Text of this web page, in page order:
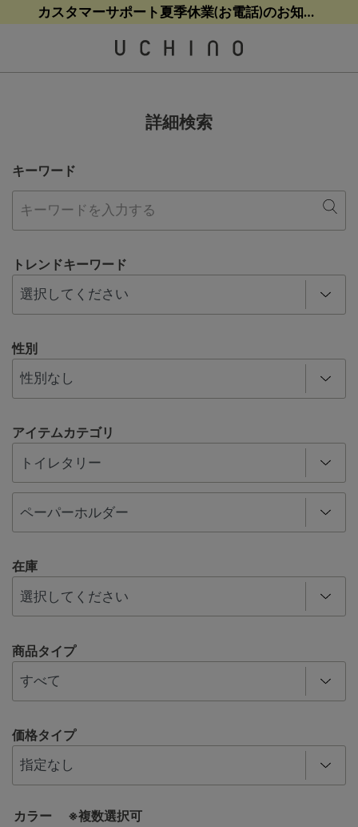
熊本地震等の影響によるお荷物配送について
【クリアランスセール】人気パジャマが追加！
カスタマーサポート夏季休業(お電話)のお知らせ
熊本地震等の影響によるお荷物配送について
【クリアランスセール】人気パジャマが追加！
詳細検索
キーワード
トレンドキーワード
性別
アイテムカテゴリ
在庫
商品タイプ
価格タイプ
カラー ※複数選択可